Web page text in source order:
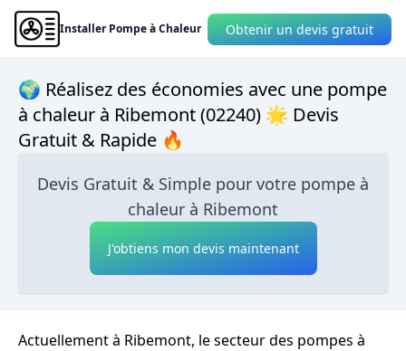
Installer Pompe à Chaleur Obtenir un devis gratuit
🌍 Réalisez des économies avec une pompe
à chaleur à Ribemont (02240) 🌟 Devis
Gratuit & Rapide 🔥
Devis Gratuit & Simple pour votre pompe à
chaleur à Ribemont
J'obtiens mon devis maintenant
Actuellement à Ribemont, le secteur des pompes à